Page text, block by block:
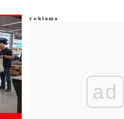
ad